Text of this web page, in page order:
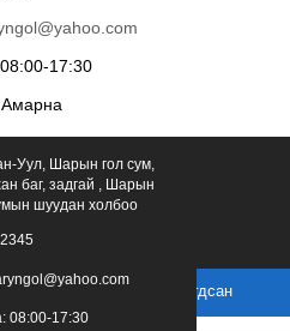
17:30
Уул, Шарын гол сум,
баг, задгай , Шарын
шуудан холбоо
08:00-17:30
Бүх эрх хуулиар хамгаалагдсан